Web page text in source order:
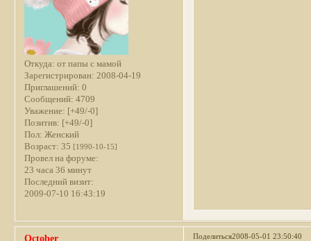
Откуда: от папы с мамой
Зарегистрирован: 2008-04-19
Приглашений: 0
Сообщений: 4709
Уважение: [+49/-0]
Позитив: [+49/-0]
Пол: Женский
Возраст: 35 [1990-10-15]
Провел на форуме:
23 часа 36 минут
Последний визит:
2009-07-10 16:43:19
Поделиться2008-05-01 23:50:40
October